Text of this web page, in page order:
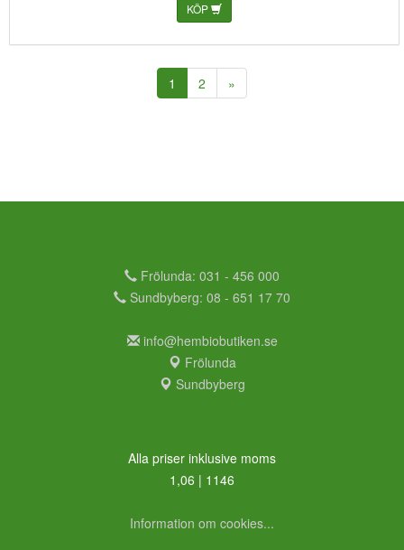
KÖP
1 (current)
2 »
Frölunda: 031 - 456 000
Sundbyberg: 08 - 651 17 70
info@hembiobutiken.se
Frölunda
Sundbyberg
Alla priser inklusive moms
1,06 | 1146
Information om cookies...